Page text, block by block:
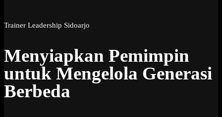
Trainer Leadership Sidoarjo
Menyiapkan Pemimpin
untuk Mengelola Generasi
Berbeda